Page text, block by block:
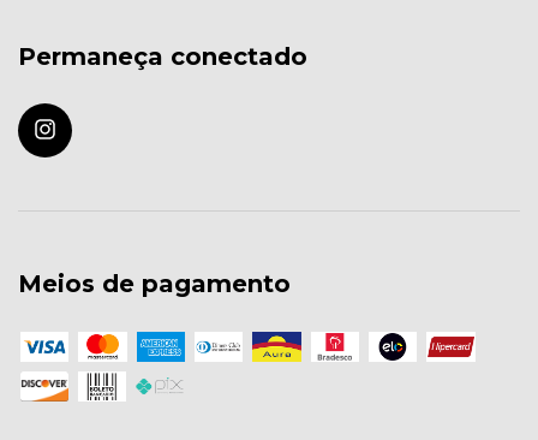
Permaneça conectado
Meios de pagamento